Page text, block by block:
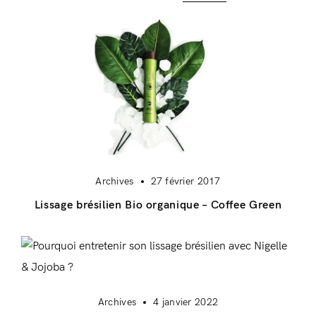
Archives 27 février 2017
Lissage brésilien Bio organique – Coffee Green
Archives 4 janvier 2022